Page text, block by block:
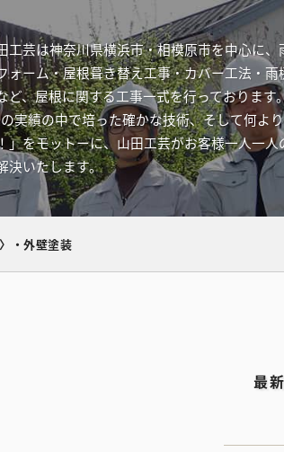
工芸は神奈川県横浜市・相模原市を中心に、
ォーム・屋根葺き替え工事・カバー工法・雨
ど、屋根に関する工事一式を行っております
実績の中で培った確かな技術、そして何よ
」をモットーに、山田工芸がお客様一人一人
決いたします。
・外壁塗装
最